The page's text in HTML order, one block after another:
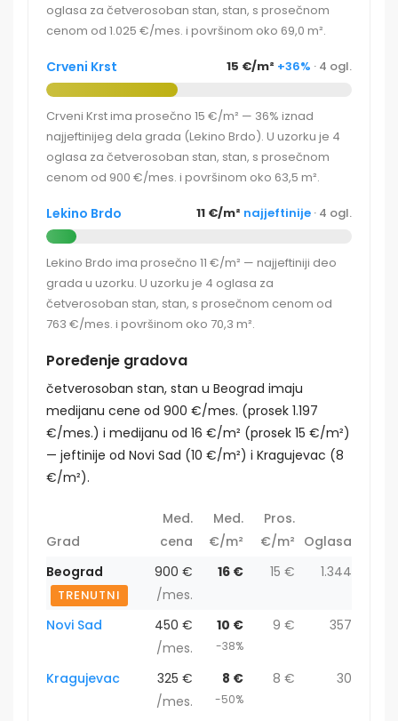
oglasa za četverosoban stan, stan, s prosečnom
cenom od 1.025 €/mes. i površinom oko 69,0 m².
Crveni Krst 15 €/m² +36% · 4 ogl.
Crveni Krst ima prosečno 15 €/m² — 36% iznad
najjeftinijeg dela grada (Lekino Brdo). U uzorku je 4
oglasa za četverosoban stan, stan, s prosečnom
cenom od 900 €/mes. i površinom oko 63,5 m².
Lekino Brdo 11 €/m² najjeftinije · 4 ogl.
Lekino Brdo ima prosečno 11 €/m² — najjeftiniji deo
grada u uzorku. U uzorku je 4 oglasa za
četverosoban stan, stan, s prosečnom cenom od
763 €/mes. i površinom oko 70,3 m².
Poređenje gradova
četverosoban stan, stan u Beograd imaju
medijanu cene od 900 €/mes. (prosek 1.197
€/mes.) i medijanu od 16 €/m² (prosek 15 €/m²)
— jeftinije od Novi Sad (10 €/m²) i Kragujevac (8
€/m²).
Grad
Med.
cena
Med.
€/m²
Pros.
€/m² Oglasa
Beograd
TRENUTNI
900 €
/mes.
16 € 15 € 1.344
Novi Sad
450 €
/mes.
10 €
-38%
9 € 357
Kragujevac
325 €
/mes.
8 €
-50%
8 € 30